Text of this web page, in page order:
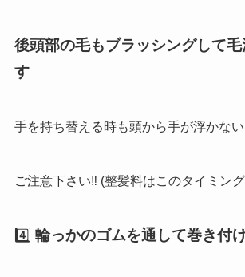
後頭部の毛もブラッシングして毛
す
手を持ち替える時も頭から手が浮かな
ご注意下さい‼︎ (整髪料はこのタイミン
4️⃣ 輪っかのゴムを通して巻き付